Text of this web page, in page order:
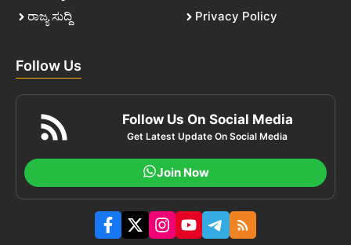
ರಾಜ್ಯ ಸುದ್ದಿ
Privacy Policy
Follow Us
Follow Us On Social Media
Get Latest Update On Social Media
Join Now